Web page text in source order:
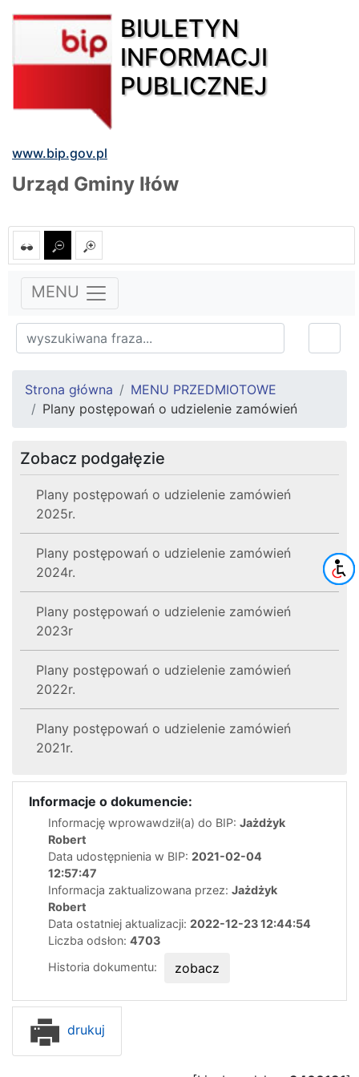
BIULETYN
INFORMACJI
PUBLICZNEJ
www.bip.gov.pl
Urząd Gminy Iłów
MENU
Strona główna
MENU PRZEDMIOTOWE
Plany postępowań o udzielenie zamówień
Zobacz podgałęzie
Plany postępowań o udzielenie zamówień
2025r.
Plany postępowań o udzielenie zamówień
2024r.
Plany postępowań o udzielenie zamówień
2023r
Plany postępowań o udzielenie zamówień
2022r.
Plany postępowań o udzielenie zamówień
2021r.
Informacje o dokumencie:
Informację wprowawdził(a) do BIP: Jażdżyk
Robert
Data udostępnienia w BIP: 2021-02-04
12:57:47
Informacja zaktualizowana przez: Jażdżyk
Robert
Data ostatniej aktualizacji: 2022-12-23 12:44:54
Liczba odsłon: 4703
Historia dokumentu:
zobacz
drukuj